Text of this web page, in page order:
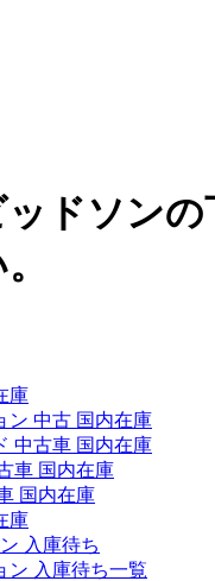
ドソン
庫
ン 中古 国内在庫
中古車 国内在庫
車 国内在庫
国内在庫
庫
入庫待ち
ン 入庫待ち一覧